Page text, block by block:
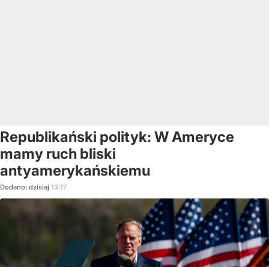
Republikański polityk: W Ameryce
mamy ruch bliski
antyamerykańskiemu
Dodano: dzisiaj 13:17